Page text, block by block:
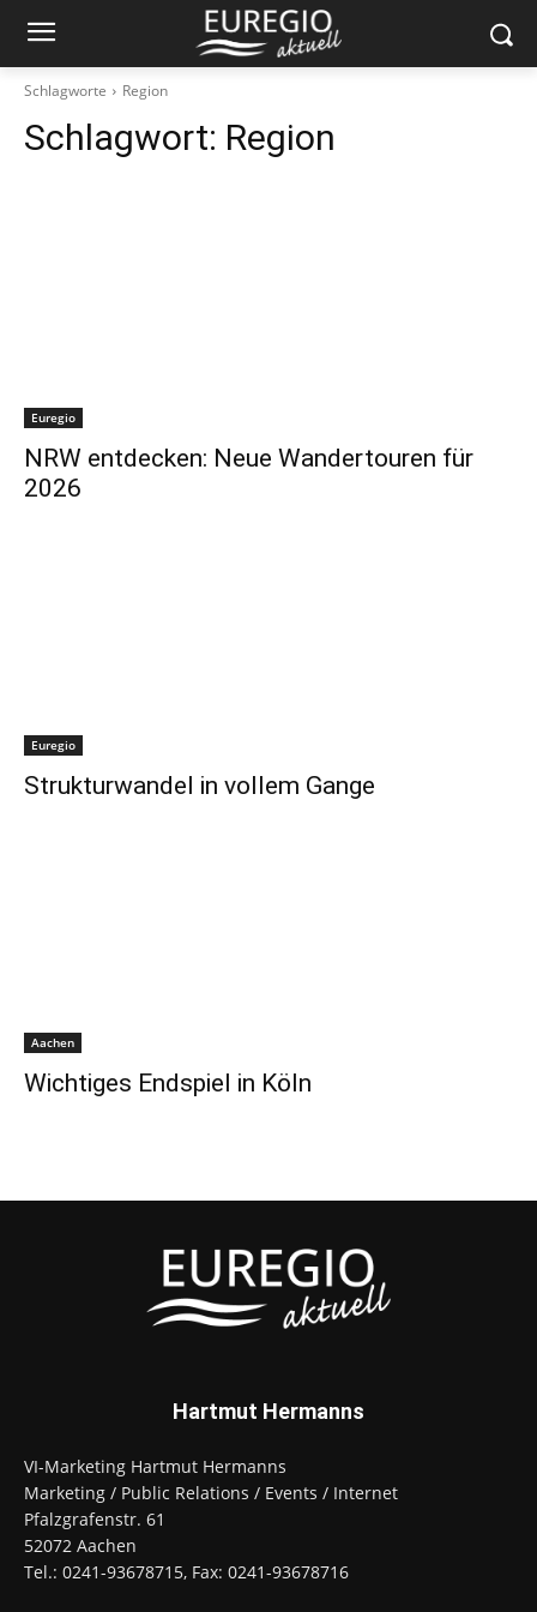
Schlagworte Region
Schlagwort: Region
Euregio
NRW entdecken: Neue Wandertouren für
2026
Euregio
Strukturwandel in vollem Gange
Aachen
Wichtiges Endspiel in Köln
Hartmut Hermanns
VI-Marketing Hartmut Hermanns
Marketing / Public Relations / Events / Internet
Pfalzgrafenstr. 61
52072 Aachen
Tel.: 0241-93678715, Fax: 0241-93678716